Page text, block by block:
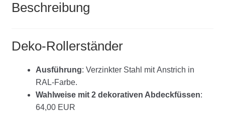
Beschreibung
Deko-Rollerständer
Ausführung: Verzinkter Stahl mit Anstrich in
RAL-Farbe.
Wahlweise mit 2 dekorativen Abdeckfüssen:
64,00 EUR